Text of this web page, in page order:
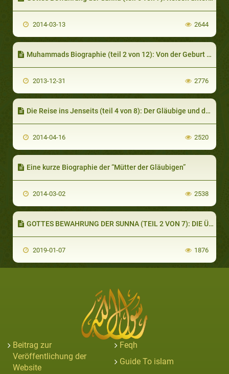
2014-03-13 2644
Muhammads Biographie (teil 2 von 12): Von der Geburt zum Erwachsenen
2013-12-31 2776
Die Reise ins Jenseits (teil 4 von 8): Der Gläubige und das Paradies
2014-04-16 2520
Eine kurze Biographie der “Mütter der Gläubigen”
2014-03-02 2538
GOTTES BEWAHRUNG DER SUNNA (TEIL 2 VON 7): DIE ÜBERLIEFERUNG DER HADITHE
2019-01-07 1876
Beitrag zur
Veröffentlichung der
Website
Feqh
Guide To islam